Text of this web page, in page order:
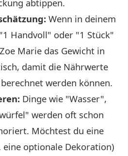
abtippen.
Wenn in deinem
Handvoll" oder "1 Stück"
Marie das Gewicht in
damit die Nährwerte
werden können.
Dinge wie "Wasser",
werden oft schon
Möchtest du eine
eine optionale Dekoration)